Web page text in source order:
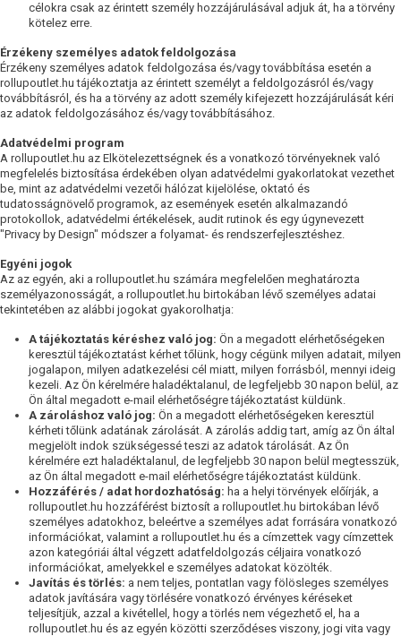
célokra csak az érintett személy hozzájárulásával adjuk át, ha a törvény
kötelez erre.
Érzékeny személyes adatok feldolgozása
Érzékeny személyes adatok feldolgozása és/vagy továbbítása esetén a
rollupoutlet.hu tájékoztatja az érintett személyt a feldolgozásról és/vagy
továbbításról, és ha a törvény az adott személy kifejezett hozzájárulását kéri
az adatok feldolgozásához és/vagy továbbításához.
Adatvédelmi program
A rollupoutlet.hu az Elkötelezettségnek és a vonatkozó törvényeknek való
megfelelés biztosítása érdekében olyan adatvédelmi gyakorlatokat vezethet
be, mint az adatvédelmi vezetői hálózat kijelölése, oktató és
tudatosságnövelő programok, az események esetén alkalmazandó
protokollok, adatvédelmi értékelések, audit rutinok és egy úgynevezett
"Privacy by Design" módszer a folyamat- és rendszerfejlesztéshez.
Egyéni jogok
Az az egyén, aki a rollupoutlet.hu számára megfelelően meghatározta
személyazonosságát, a rollupoutlet.hu birtokában lévő személyes adatai
tekintetében az alábbi jogokat gyakorolhatja:
A tájékoztatás kéréshez való jog: Ön a megadott elérhetőségeken
keresztül tájékoztatást kérhet tőlünk, hogy cégünk milyen adatait, milyen
jogalapon, milyen adatkezelési cél miatt, milyen forrásból, mennyi ideig
kezeli. Az Ön kérelmére haladéktalanul, de legfeljebb 30 napon belül, az
Ön által megadott e-mail elérhetőségre tájékoztatást küldünk.
A zároláshoz való jog: Ön a megadott elérhetőségeken keresztül
kérheti tőlünk adatának zárolását. A zárolás addig tart, amíg az Ön által
megjelölt indok szükségessé teszi az adatok tárolását. Az Ön
kérelmére ezt haladéktalanul, de legfeljebb 30 napon belül megtesszük,
az Ön által megadott e-mail elérhetőségre tájékoztatást küldünk.
Hozzáférés / adat hordozhatóság: ha a helyi törvények előírják, a
rollupoutlet.hu hozzáférést biztosít a rollupoutlet.hu birtokában lévő
személyes adatokhoz, beleértve a személyes adat forrására vonatkozó
információkat, valamint a rollupoutlet.hu és a címzettek vagy címzettek
azon kategóriái által végzett adatfeldolgozás céljaira vonatkozó
információkat, amelyekkel e személyes adatokat közölték.
Javítás és törlés: a nem teljes, pontatlan vagy fölösleges személyes
adatok javítására vagy törlésére vonatkozó érvényes kéréseket
teljesítjük, azzal a kivétellel, hogy a törlés nem végezhető el, ha a
rollupoutlet.hu és az egyén közötti szerződéses viszony, jogi vita vagy